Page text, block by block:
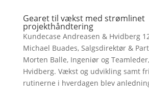
Gearet til vækst med strømlinet
projekthåndtering
Kundecase Andreasen & Hvidberg
Michael Buades, Salgsdirektør &
Morten Balle, Ingeniør og
Hvidberg. Vækst og udvikling samt
rutinerne i hverdagen blev